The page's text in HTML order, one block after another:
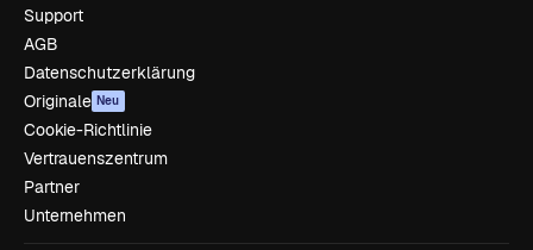
Support
AGB
Datenschutzerklärung
Originale Neu
Cookie-Richtlinie
Vertrauenszentrum
Partner
Unternehmen